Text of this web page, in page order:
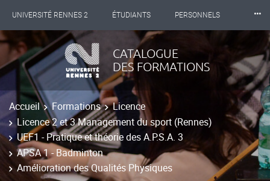
UNIVERSITÉ RENNES 2 ÉTUDIANTS PERSONNELS
INTERNATIONAL PROFESSIONNELS BIBLIOTHÈQUES
LES NOUVELLES DE RENNES 2
⸱⸱⸱
CATALOGUE
DES FORMATIONS
Accueil Formations
Licence
Licence 2 et 3 Management du sport (Rennes)
UEF1 - Pratique et théorie des A.P.S.A. 3
APSA 1 - Badminton
Amélioration des Qualités Physiques